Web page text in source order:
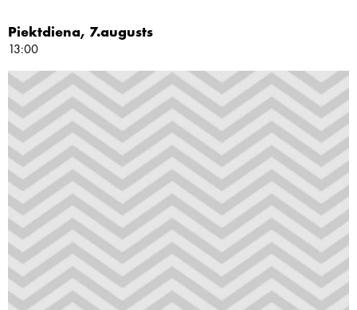
Piektdiena, 7.augusts
13:00